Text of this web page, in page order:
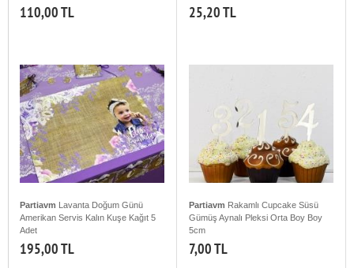
110,00 TL 25,20 TL
Partiavm Lavanta Doğum Günü
Amerikan Servis Kalın Kuşe Kağıt 5
Adet
195,00 TL
Partiavm Rakamlı Cupcake Süsü
Gümüş Aynalı Pleksi Orta Boy Boy
5cm
7,00 TL